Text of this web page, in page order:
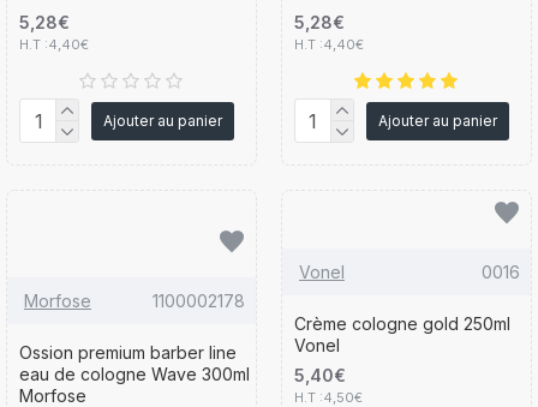
5,28€
H.T :4,40€
Ajouter au panier
5,28€
H.T :4,40€
Ajouter au panier
Morfose 1100002178
Ossion premium barber line
eau de cologne Wave 300ml
Morfose
Vonel 0016
Crème cologne gold 250ml
Vonel
5,40€
H.T :4,50€